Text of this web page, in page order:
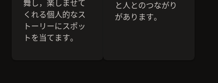
舞し，楽しませて
くれる個人的なス
トーリーにスポッ
トを当てます。
と人とのつながり
があります。